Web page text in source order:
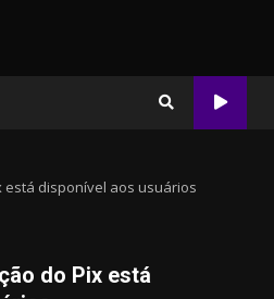
está disponível aos usuários
do Pix está